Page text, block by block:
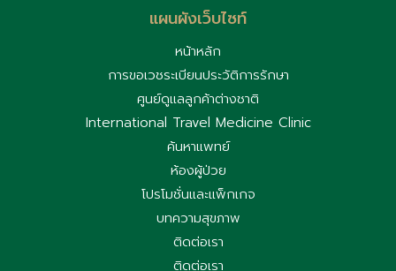
แผนผังเว็บไซท์
หน้าหลัก
การขอเวชระเบียนประวัติการรักษา
ศูนย์ดูแลลูกค้าต่างชาติ
International Travel Medicine Clinic
ค้นหาแพทย์
ห้องผู้ป่วย
โปรโมชั่นและแพ็กเกจ
บทความสุขภาพ
ติดต่อเรา
ติดต่อเรา